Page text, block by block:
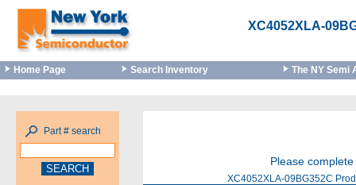
XC4052XLA-
Home Page Search Inventory The NY Semi
Part # search
Please
XC4052XLA-09BG352C